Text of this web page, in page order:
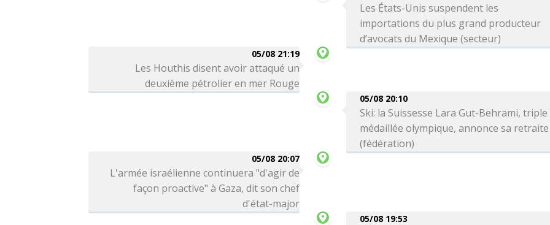
Les États-Unis suspendent les
importations du plus grand producteur
d’avocats du Mexique (secteur)
05/08 21:19
Les Houthis disent avoir attaqué un
deuxième pétrolier en mer Rouge
05/08 20:10
Ski: la Suissesse Lara Gut-Behrami, triple
médaillée olympique, annonce sa retraite
(fédération)
05/08 20:07
L'armée israélienne continuera "d'agir de
façon proactive" à Gaza, dit son chef
d'état-major
05/08 19:53